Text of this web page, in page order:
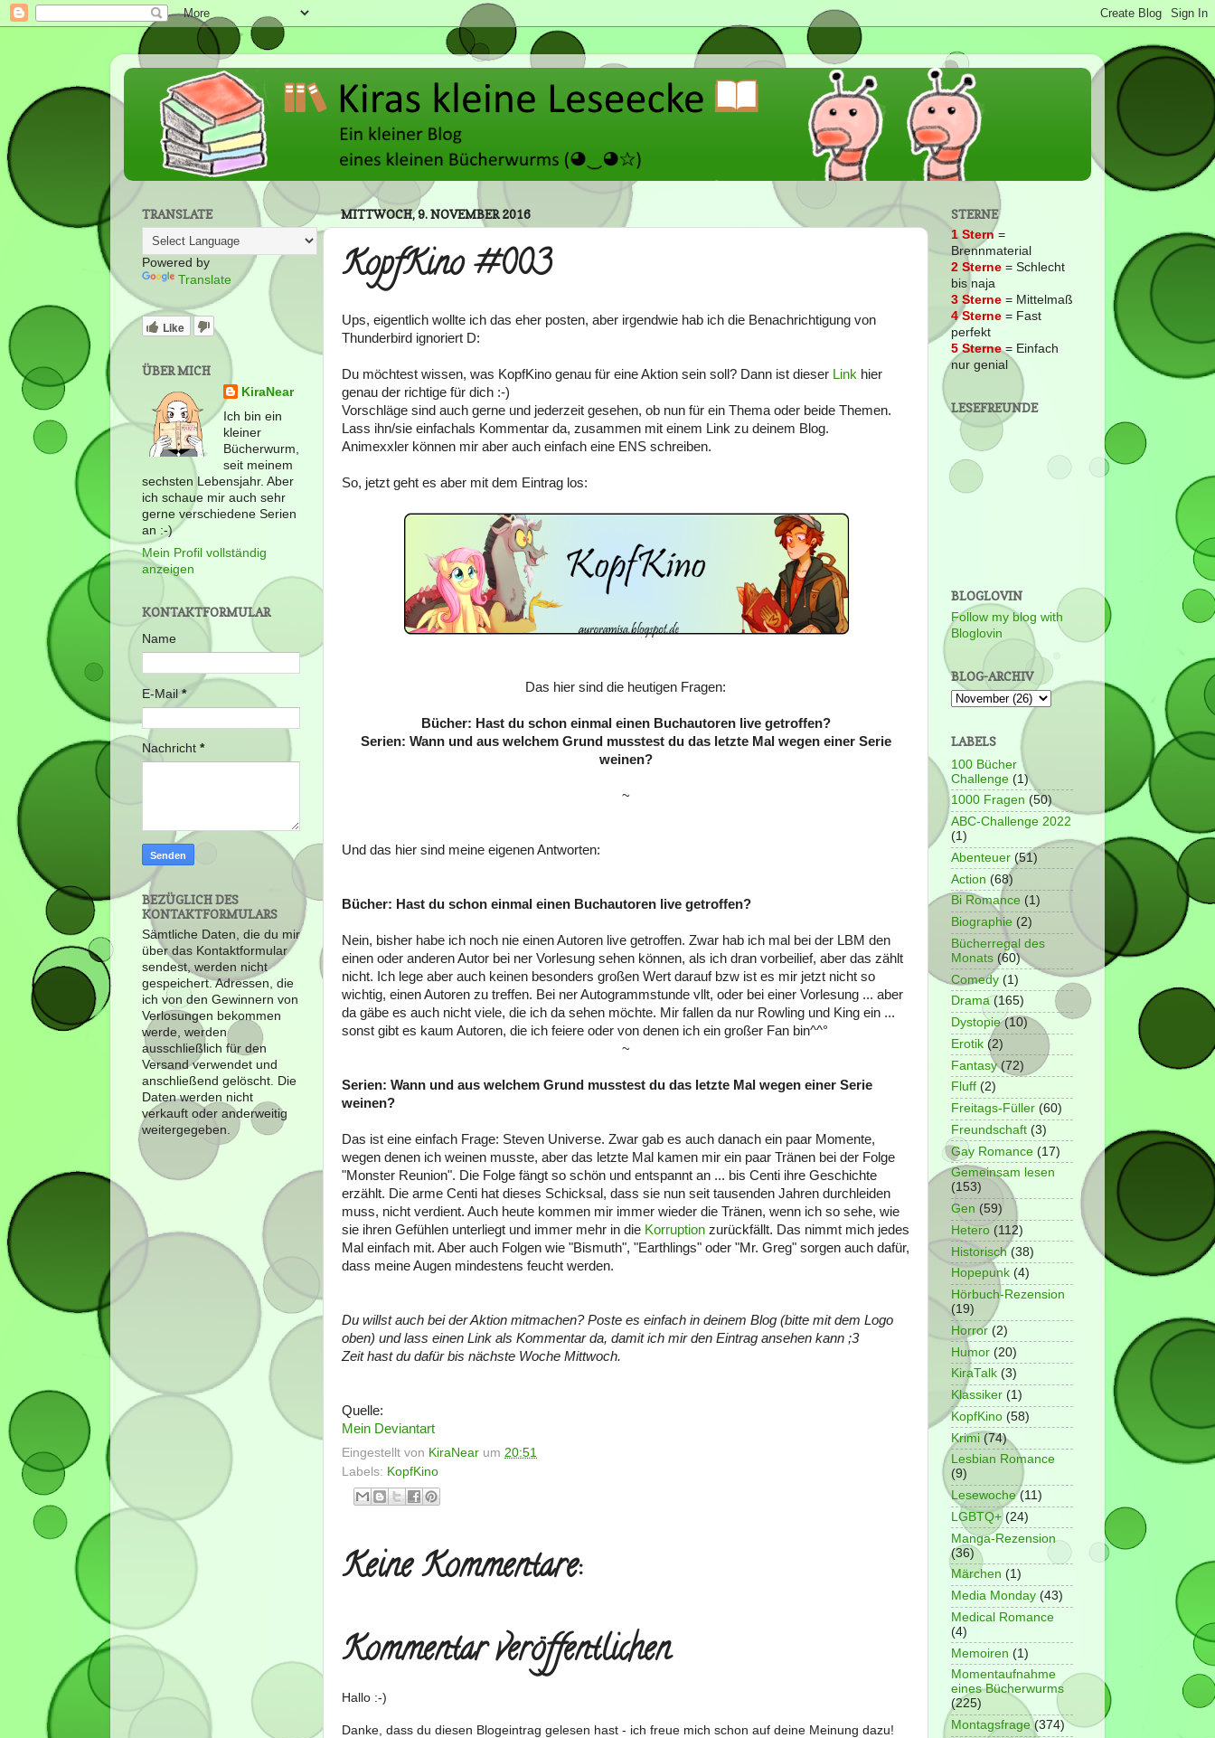
MITTWOCH, 9. NOVEMBER 2016
KopfKino #003
Ups, eigentlich wollte ich das eher posten, aber irgendwie hab ich die Benachrichtigung von
Thunderbird ignoriert D:
Du möchtest wissen, was KopfKino genau für eine Aktion sein soll? Dann ist dieser Link hier
genau der richtige für dich :-)
Vorschläge sind auch gerne und jederzeit gesehen, ob nun für ein Thema oder beide Themen.
Lass ihn/sie einfachals Kommentar da, zusammen mit einem Link zu deinem Blog.
Animexxler können mir aber auch einfach eine ENS schreiben.
So, jetzt geht es aber mit dem Eintrag los:
Das hier sind die heutigen Fragen:
Bücher: Hast du schon einmal einen Buchautoren live getroffen?
Serien: Wann und aus welchem Grund musstest du das letzte Mal wegen einer Serie
weinen?
~
Und das hier sind meine eigenen Antworten:
Bücher: Hast du schon einmal einen Buchautoren live getroffen?
Nein, bisher habe ich noch nie einen Autoren live getroffen. Zwar hab ich mal bei der LBM den
einen oder anderen Autor bei ner Vorlesung sehen können, als ich dran vorbeilief, aber das zählt
nicht. Ich lege aber auch keinen besonders großen Wert darauf bzw ist es mir jetzt nicht so
wichtig, einen Autoren zu treffen. Bei ner Autogrammstunde vllt, oder bei einer Vorlesung ... aber
da gäbe es auch nicht viele, die ich da sehen möchte. Mir fallen da nur Rowling und King ein ...
sonst gibt es kaum Autoren, die ich feiere oder von denen ich ein großer Fan bin^^°
~
Serien: Wann und aus welchem Grund musstest du das letzte Mal wegen einer Serie
weinen?
Das ist eine einfach Frage: Steven Universe. Zwar gab es auch danach ein paar Momente,
wegen denen ich weinen musste, aber das letzte Mal kamen mir ein paar Tränen bei der Folge
"Monster Reunion". Die Folge fängt so schön und entspannt an ... bis Centi ihre Geschichte
erzählt. Die arme Centi hat dieses Schicksal, dass sie nun seit tausenden Jahren durchleiden
muss, nicht verdient. Auch heute kommen mir immer wieder die Tränen, wenn ich so sehe, wie
sie ihren Gefühlen unterliegt und immer mehr in die Korruption zurückfällt. Das nimmt mich jedes
Mal einfach mit. Aber auch Folgen wie "Bismuth", "Earthlings" oder "Mr. Greg" sorgen auch dafür,
dass meine Augen mindestens feucht werden.
Du willst auch bei der Aktion mitmachen? Poste es einfach in deinem Blog (bitte mit dem Logo
oben) und lass einen Link als Kommentar da, damit ich mir den Eintrag ansehen kann ;3
Zeit hast du dafür bis nächste Woche Mittwoch.
Quelle:
Mein Deviantart
Eingestellt von KiraNear um 20:51
Labels: KopfKino
Keine Kommentare:
Kommentar veröffentlichen
Hallo :-)
Danke, dass du diesen Blogeintrag gelesen hast - ich freue mich schon auf deine Meinung dazu!
TRANSLATE
Powered by
Translate
Like
ÜBER MICH
KiraNear
Ich bin ein
kleiner
Bücherwurm,
seit meinem
sechsten Lebensjahr. Aber
ich schaue mir auch sehr
gerne verschiedene Serien
an :-)
Mein Profil vollständig
anzeigen
KONTAKTFORMULAR
Name
E-Mail *
Nachricht *
BEZÜGLICH DES
KONTAKTFORMULARS
Sämtliche Daten, die du mir
über das Kontaktformular
sendest, werden nicht
gespeichert. Adressen, die
ich von den Gewinnern von
Verlosungen bekommen
werde, werden
ausschließlich für den
Versand verwendet und
anschließend gelöscht. Die
Daten werden nicht
verkauft oder anderweitig
weitergegeben.
STERNE
1 Stern =
Brennmaterial
2 Sterne = Schlecht
bis naja
3 Sterne = Mittelmaß
4 Sterne = Fast
perfekt
5 Sterne= Einfach
nur genial
LESEFREUNDE
BLOGLOVIN
Follow my blog with
Bloglovin
BLOG-ARCHIV
LABELS
100 Bücher
Challenge (1)
1000 Fragen (50)
ABC-Challenge 2022
(1)
Abenteuer (51)
Action (68)
Bi Romance (1)
Biographie (2)
Bücherregal des
Monats (60)
Comedy (1)
Drama (165)
Dystopie (10)
Erotik (2)
Fantasy (72)
Fluff (2)
Freitags-Füller (60)
Freundschaft (3)
Gay Romance (17)
Gemeinsam lesen
(153)
Gen (59)
Hetero (112)
Historisch (38)
Hopepunk (4)
Hörbuch-Rezension
(19)
Horror (2)
Humor (20)
KiraTalk (3)
Klassiker (1)
KopfKino (58)
Krimi (74)
Lesbian Romance
(9)
Lesewoche (11)
LGBTQ+ (24)
Manga-Rezension
(36)
Märchen (1)
Media Monday (43)
Medical Romance
(4)
Memoiren (1)
Momentaufnahme
eines Bücherwurms
(225)
Montagsfrage (374)